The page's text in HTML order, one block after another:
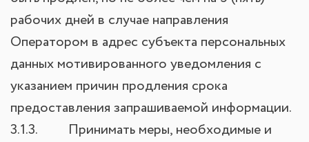
рабочих дней в случае направления
Оператором в адрес субъекта персональных
данных мотивированного уведомления с
указанием причин продления срока
предоставления запрашиваемой информации.
3.1.3. Принимать меры, необходимые и